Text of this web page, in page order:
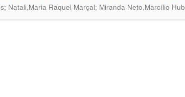
Natali,Maria Raquel Marçal; Miranda Neto,Marcílio